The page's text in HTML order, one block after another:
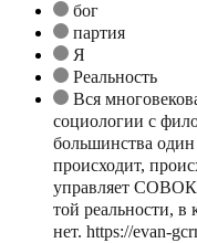
бог
партия
Я
Реальность
Вся
социологии с
большинства
происходит,
управляет
той реальности,
нет. https://evan-